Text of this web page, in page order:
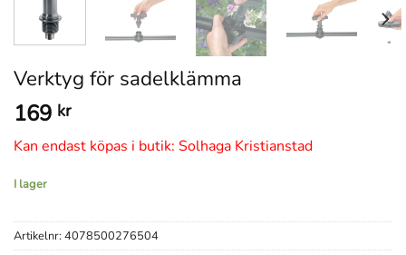
Verktyg för sadelklämma
169 kr
Kan endast köpas i butik: Solhaga Kristianstad
I lager
Artikelnr: 4078500276504